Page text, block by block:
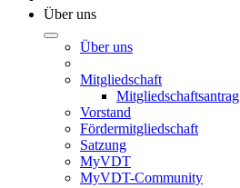
Über uns
Über uns
Mitgliedschaft
Mitgliedschaftsantrag
Vorstand
Fördermitgliedschaft
Satzung
MyVDT
MyVDT-Community